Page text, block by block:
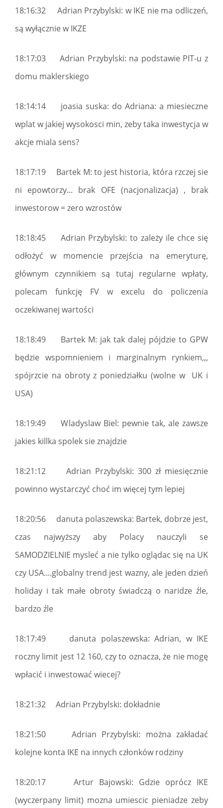
18:16:32 Adrian Przybylski: w IKE nie ma odliczeń,
są wyłącznie w IKZE
18:17:03 Adrian Przybylski: na podstawie PIT-u z
domu maklerskiego
18:14:14 joasia suska: do Adriana: a miesieczne
wplat w jakiej wysokosci min, zeby taka inwestycja w
akcje miala sens?
18:17:19 Bartek M: to jest historia, która rzczej sie
ni epowtorzy... brak OFE (nacjonalizacja) , brak
inwestorow = zero wzrostów
18:18:45 Adrian Przybylski: to zależy ile chce się
odłożyć w momencie przejścia na emeryturę,
głównym czynnikiem są tutaj regularne wpłaty,
polecam funkcję FV w excelu do policzenia
oczekiwanej wartości
18:18:49 Bartek M: jak tak dalej pójdzie to GPW
będzie wspomnieniem i marginalnym rynkiem,,,
spójrzcie na obroty z poniedziałku (wolne w UK i
USA)
18:19:49 Wladyslaw Biel: pewnie tak, ale zawsze
jakies killka spolek sie znajdzie
18:21:12 Adrian Przybylski: 300 zł miesięcznie
powinno wystarczyć choć im więcej tym lepiej
18:20:56 danuta polaszewska: Bartek, dobrze jest,
czas najwyższy aby Polacy nauczyli se
SAMODZIELNIE mysleć a nie tylko oglądac się na UK
czy USA....globalny trend jest wazny, ale jeden dzień
holiday i tak małe obroty świadczą o naridze źle,
bardzo źle
18:17:49 danuta polaszewska: Adrian, w IKE
roczny limit jest 12 160, czy to oznacza, że nie mogę
wpłacić i inwestować wiecej?
18:21:32 Adrian Przybylski: dokładnie
18:21:50 Adrian Przybylski: można zakładać
kolejne konta IKE na innych członków rodziny
18:20:17 Artur Bajowski: Gdzie oprócz IKE
(wyczerpany limit) mozna umiescic pieniadze zeby